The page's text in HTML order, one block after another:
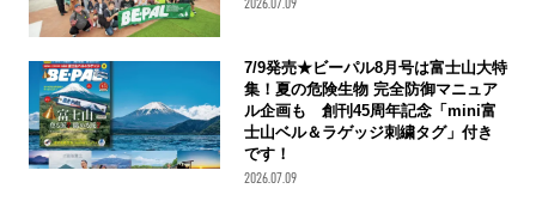
2026.07.09
7/9発売★ビーパル8月号は富士山大特
集！夏の危険生物 完全防御マニュア
ル企画も 創刊45周年記念「mini富
士山ベル＆ラゲッジ刺繍タグ」付き
です！
2026.07.09